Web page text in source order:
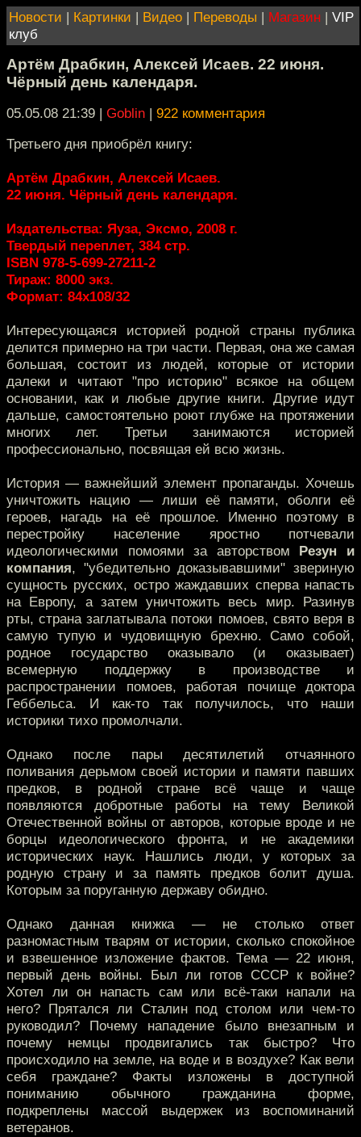
Новости | Картинки | Видео | Переводы | Магазин | VIP
клуб
Артём Драбкин, Алексей Исаев. 22 июня.
Чёрный день календаря.
05.05.08 21:39 | Goblin | 922 комментария
Третьего дня приобрёл книгу:
Артём Драбкин, Алексей Исаев.
22 июня. Чёрный день календаря.
Издательства: Яуза, Эксмо, 2008 г.
Твердый переплет, 384 стр.
ISBN 978-5-699-27211-2
Тираж: 8000 экз.
Формат: 84x108/32
Интересующаяся историей родной страны публика
делится примерно на три части. Первая, она же самая
большая, состоит из людей, которые от истории
далеки и читают "про историю" всякое на общем
основании, как и любые другие книги. Другие идут
дальше, самостоятельно роют глубже на протяжении
многих лет. Третьи занимаются историей
профессионально, посвящая ей всю жизнь.
История — важнейший элемент пропаганды. Хочешь
уничтожить нацию — лиши её памяти, оболги её
героев, нагадь на её прошлое. Именно поэтому в
перестройку население яростно потчевали
идеологическими помоями за авторством Резун и
компания, "убедительно доказывавшими" звериную
сущность русских, остро жаждавших сперва напасть
на Европу, а затем уничтожить весь мир. Разинув
рты, страна заглатывала потоки помоев, свято веря в
самую тупую и чудовищную брехню. Само собой,
родное государство оказывало (и оказывает)
всемерную поддержку в производстве и
распространении помоев, работая почище доктора
Геббельса. И как-то так получилось, что наши
историки тихо промолчали.
Однако после пары десятилетий отчаянного
поливания дерьмом своей истории и памяти павших
предков, в родной стране всё чаще и чаще
появляются добротные работы на тему Великой
Отечественной войны от авторов, которые вроде и не
борцы идеологического фронта, и не академики
исторических наук. Нашлись люди, у которых за
родную страну и за память предков болит душа.
Которым за поруганную державу обидно.
Однако данная книжка — не столько ответ
разномастным тварям от истории, сколько спокойное
и взвешенное изложение фактов. Тема — 22 июня,
первый день войны. Был ли готов СССР к войне?
Хотел ли он напасть сам или всё-таки напали на
него? Прятался ли Сталин под столом или чем-то
руководил? Почему нападение было внезапным и
почему немцы продвигались так быстро? Что
происходило на земле, на воде и в воздухе? Как вели
себя граждане? Факты изложены в доступной
пониманию обычного гражданина форме,
подкреплены массой выдержек из воспоминаний
ветеранов.